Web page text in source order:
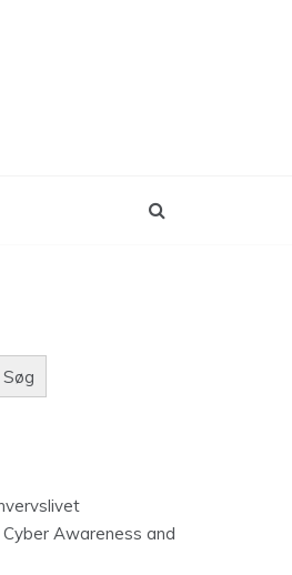
Søg
Awareness and